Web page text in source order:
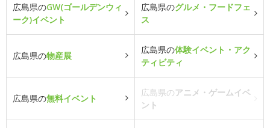
広島県のGW(ゴールデンウィ
ーク)イベント
広島県のグルメ・フードフェ
ス
広島県の物産展
広島県の体験イベント・アク
ティビティ
広島県の無料イベント
広島県のアニメ・ゲームイベ
ント